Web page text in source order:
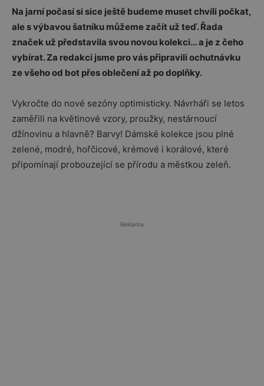
Na jarní počasí si sice ještě budeme muset chvíli počkat,
ale s výbavou šatníku můžeme začít už teď. Řada
značek už představila svou novou kolekci… a je z čeho
vybírat. Za redakci jsme pro vás připravili ochutnávku
ze všeho od bot přes oblečení až po doplňky.
Vykročte do nové sezóny optimisticky. Návrháři se letos
zaměřili na květinové vzory, proužky, nestárnoucí
džínovinu a hlavně? Barvy! Dámské kolekce jsou plné
zelené, modré, hořčicové, krémové i korálové, které
připomínají probouzející se přírodu a městkou zeleň.
Reklama